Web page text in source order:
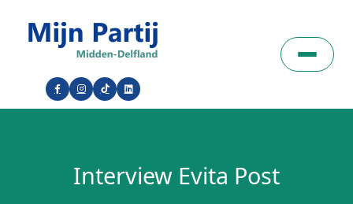
Interview Evita Post